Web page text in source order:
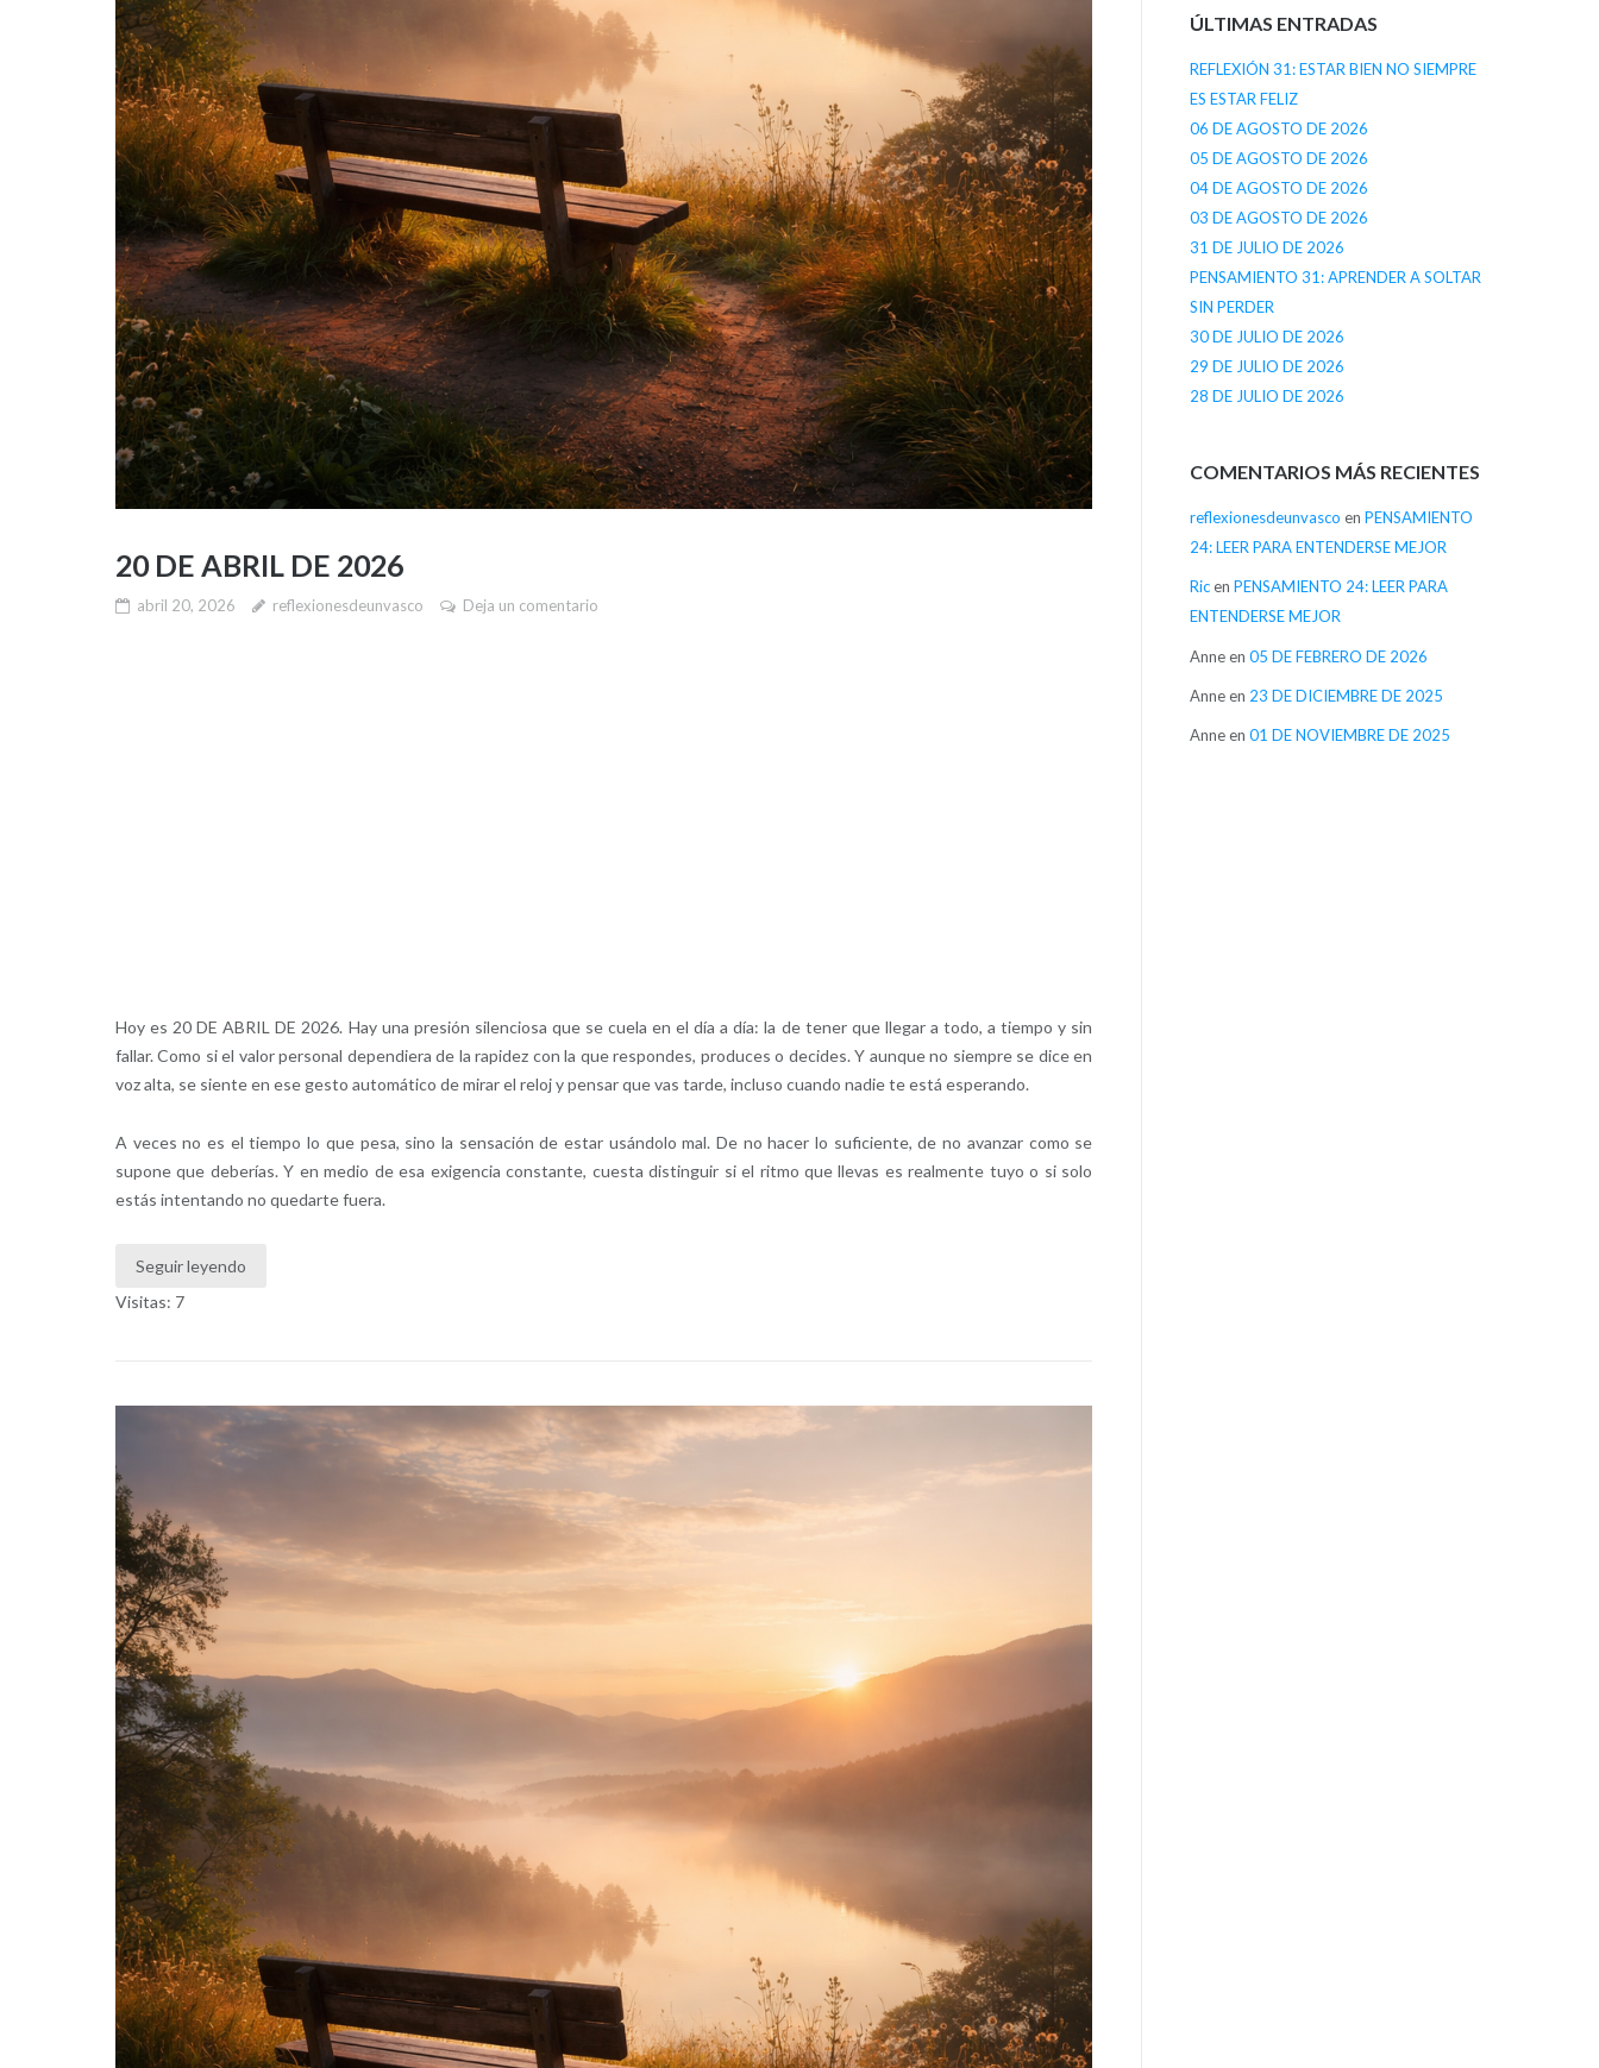
20 DE ABRIL DE 2026
abril 20, 2026 reflexionesdeunvasco Deja un comentario
Hoy es 20 DE ABRIL DE 2026. Hay una presión silenciosa que se cuela en el día a día: la de tener que llegar a todo, a tiempo y sin
fallar. Como si el valor personal dependiera de la rapidez con la que respondes, produces o decides. Y aunque no siempre se dice en
voz alta, se siente en ese gesto automático de mirar el reloj y pensar que vas tarde, incluso cuando nadie te está esperando.
A veces no es el tiempo lo que pesa, sino la sensación de estar usándolo mal. De no hacer lo suficiente, de no avanzar como se
supone que deberías. Y en medio de esa exigencia constante, cuesta distinguir si el ritmo que llevas es realmente tuyo o si solo
estás intentando no quedarte fuera.
Seguir leyendo
Visitas: 7
ÚLTIMAS ENTRADAS
REFLEXIÓN 31: ESTAR BIEN NO SIEMPRE
ES ESTAR FELIZ
06 DE AGOSTO DE 2026
05 DE AGOSTO DE 2026
04 DE AGOSTO DE 2026
03 DE AGOSTO DE 2026
31 DE JULIO DE 2026
PENSAMIENTO 31: APRENDER A SOLTAR
SIN PERDER
30 DE JULIO DE 2026
29 DE JULIO DE 2026
28 DE JULIO DE 2026
COMENTARIOS MÁS RECIENTES
reflexionesdeunvasco en PENSAMIENTO
24: LEER PARA ENTENDERSE MEJOR
Ricen PENSAMIENTO 24: LEER PARA
ENTENDERSE MEJOR
Anneen 05 DE FEBRERO DE 2026
Anneen 23 DE DICIEMBRE DE 2025
Anneen 01 DE NOVIEMBRE DE 2025